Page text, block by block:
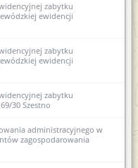
zabytku
ewidencji
zabytku
ewidencji
zabytku
30 Szestno
administracyjnego w
zagospodarowania